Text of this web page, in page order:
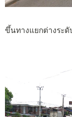
ขึ้นทางแยกต่างระ